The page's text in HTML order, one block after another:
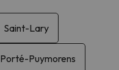
Saint-Lary
Porté-Puymorens